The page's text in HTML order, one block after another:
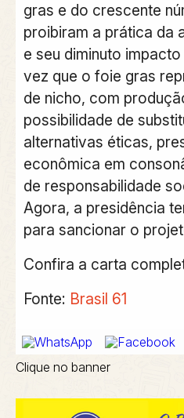
gras e do crescente
proibiram a prática da
e seu diminuto
vez que o foie gras
de nicho, com
possibilidade de
alternativas éticas,
econômica em
de responsabilidade
Agora, a presidência
para sancionar o
Confira a carta
Fonte: Brasil 61
Clique no banner